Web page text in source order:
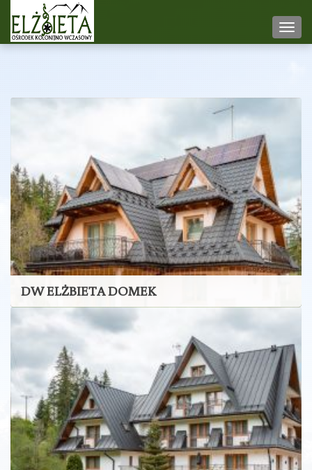
DW ELŻBIETA DOMEK
ZOBACZ WIĘCEJ